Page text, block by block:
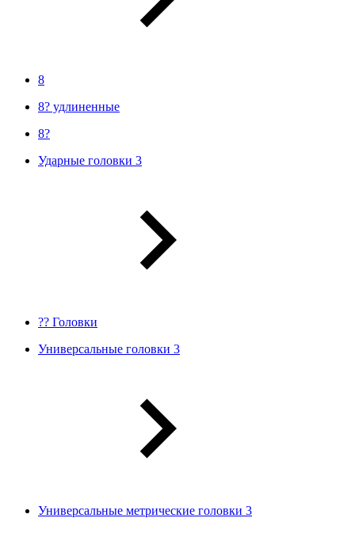
8
8? удлиненные
8?
Ударные головки 3
?? Головки
Универсальные головки 3
Универсальные метрические головки 3